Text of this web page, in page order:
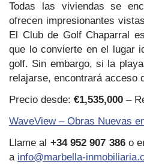
Todas las viviendas se
ofrecen impresionantes
El Club de Golf Chaparral
que lo convierte en el lugar
golf. Sin embargo, si la
relajarse, encontrará acceso
Precio desde: €1,535,000 –
WaveView – Obras Nuevas
Llame al +34 952 907 386o
a info@marbella-